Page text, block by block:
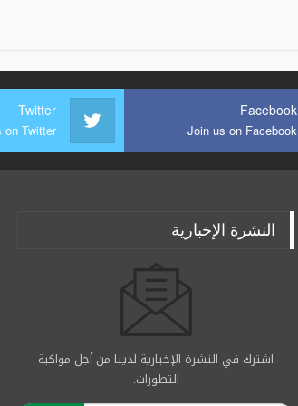
Facebook
Join us on Facebook
Twitter
on Twitter
النشرة الإخبارية
اشترك في النشرة الإخبارية لدينا من أجل مواكبة
التطورات.